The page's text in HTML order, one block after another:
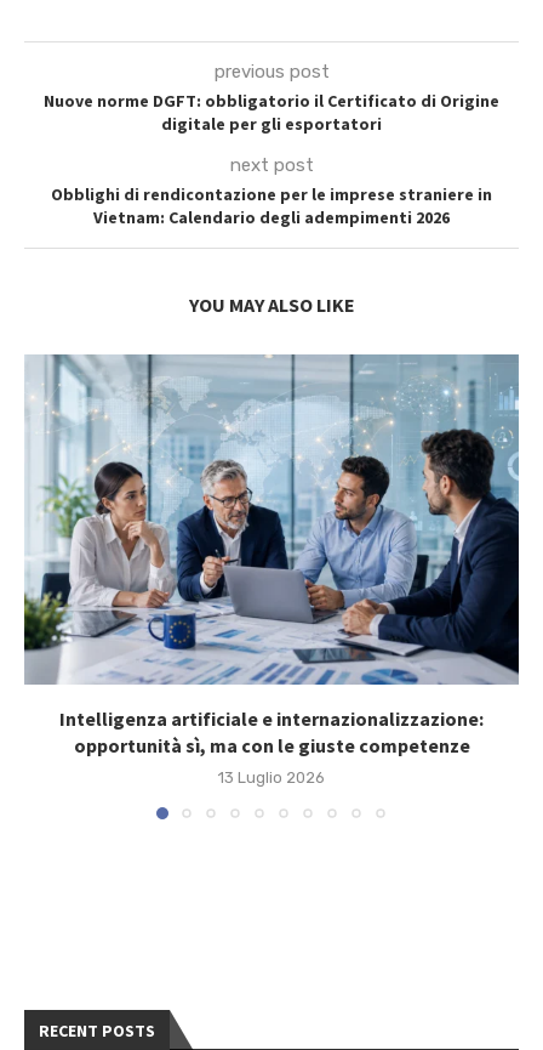
previous post
Nuove norme DGFT: obbligatorio il Certificato di Origine
digitale per gli esportatori
next post
Obblighi di rendicontazione per le imprese straniere in
Vietnam: Calendario degli adempimenti 2026
YOU MAY ALSO LIKE
Intelligenza artificiale e internazionalizzazione:
opportunità sì, ma con le giuste competenze
13 Luglio 2026
RECENT POSTS